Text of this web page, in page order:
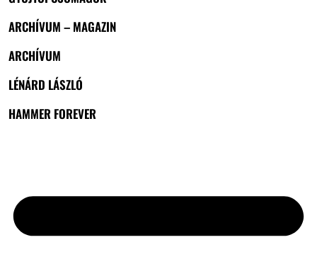
ARCHÍVUM – MAGAZIN
ARCHÍVUM
LÉNÁRD LÁSZLÓ
HAMMER FOREVER